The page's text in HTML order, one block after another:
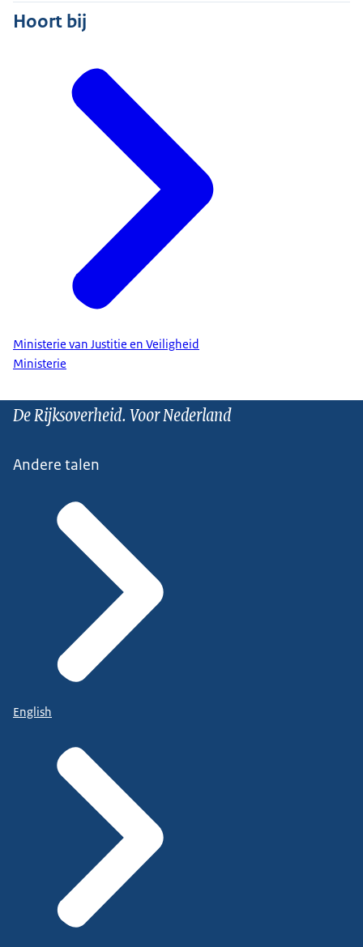
Hoort bij
Ministerie van Justitie en Veiligheid
Ministerie
De Rijksoverheid. Voor Nederland
Andere talen
English